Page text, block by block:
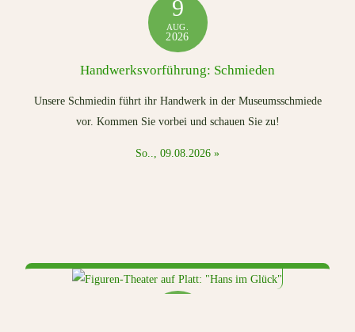
9
AUG.
2026
Handwerksvorführung: Schmieden
Unsere Schmiedin führt ihr Handwerk in der Museumsschmiede
vor. Kommen Sie vorbei und schauen Sie zu!
So.., 09.08.2026 »
To